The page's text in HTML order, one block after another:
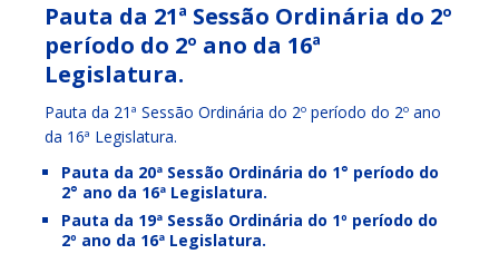
Pauta da 21ª Sessão Ordinária do 2º
período do 2º ano da 16ª
Legislatura.
Pauta da 21ª Sessão Ordinária do 2º período do 2º ano
da 16ª Legislatura.
Pauta da 20ª Sessão Ordinária do 1° período do
2° ano da 16ª Legislatura.
Pauta da 19ª Sessão Ordinária do 1º período do
2º ano da 16ª Legislatura.